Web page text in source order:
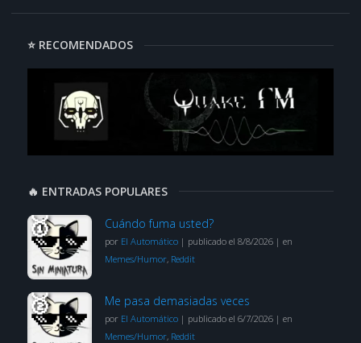
⭐ RECOMENDADOS
🔥 ENTRADAS POPULARES
Cuándo fuma usted?
por El Automático| publicado el 8/8/2026| en
Memes/Humor, Reddit
Me pasa demasiadas veces
por El Automático| publicado el 6/7/2026| en
Memes/Humor, Reddit